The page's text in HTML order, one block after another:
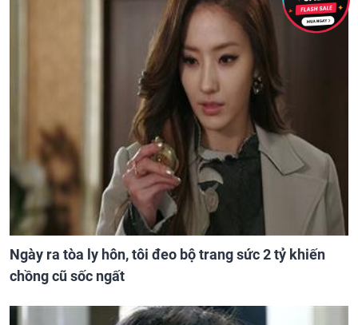
Ngày ra tòa ly hôn, tôi đeo bộ trang sức 2 tỷ khiến
chồng cũ sốc ngất